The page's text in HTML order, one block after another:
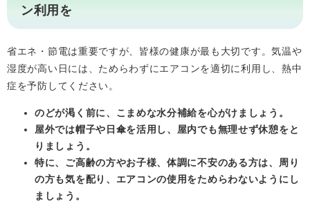
ン利用を
省エネ・節電は重要ですが、皆様の健康が最も大切です。気温や
湿度が高い日には、ためらわずにエアコンを適切に利用し、熱中
症を予防してください。
のどが渇く前に、こまめな水分補給を心がけましょう。
屋外では帽子や日傘を活用し、屋内でも無理せず休憩をと
りましょう。
特に、ご高齢の方やお子様、体調に不安のある方は、周り
の方も気を配り、エアコンの使用をためらわないようにし
ましょう。